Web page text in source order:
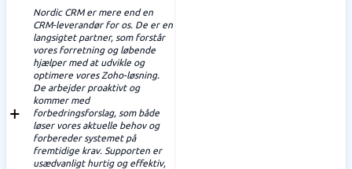
Nordic CRM er mere end en
CRM-leverandør for os. De er en
langsigtet partner, som forstår
vores forretning og løbende
hjælper med at udvikle og
optimere vores Zoho-løsning.
De arbejder proaktivt og
kommer med
forbedringsforslag, som både
løser vores aktuelle behov og
forbereder systemet på
fremtidige krav. Supporten er
usædvanligt hurtig og effektiv,